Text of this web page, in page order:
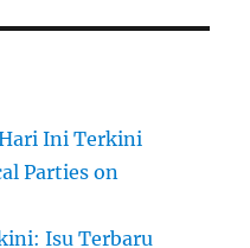
Ini Terkini
Parties on
Isu Terbaru